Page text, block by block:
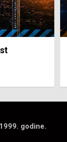
godine.